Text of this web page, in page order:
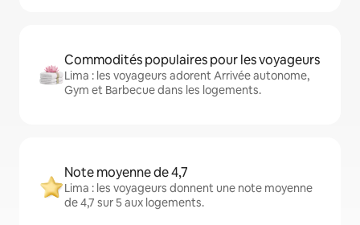
Commodités populaires pour les voyageurs
Lima : les voyageurs adorent Arrivée autonome,
Gym et Barbecue dans les logements.
Note moyenne de 4,7
Lima : les voyageurs donnent une note moyenne
de 4,7 sur 5 aux logements.